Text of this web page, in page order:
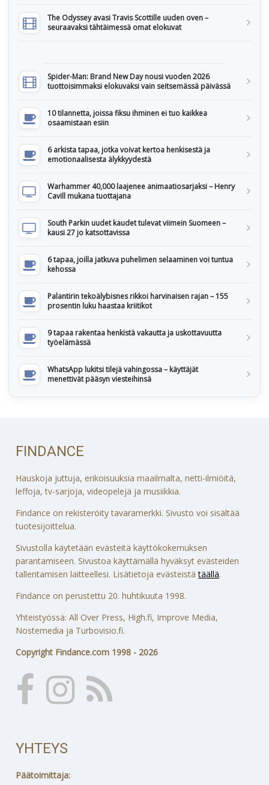
The Odyssey avasi Travis Scottille uuden oven –
seuraavaksi tähtäimessä omat elokuvat
Spider-Man: Brand New Day nousi vuoden 2026
tuottoisimmaksi elokuvaksi vain seitsemässä päivässä
10 tilannetta, joissa fiksu ihminen ei tuo kaikkea
osaamistaan esiin
6 arkista tapaa, jotka voivat kertoa henkisestä ja
emotionaalisesta älykkyydestä
Warhammer 40,000 laajenee animaatiosarjaksi – Henry
Cavill mukana tuottajana
South Parkin uudet kaudet tulevat viimein Suomeen –
kausi 27 jo katsottavissa
6 tapaa, joilla jatkuva puhelimen selaaminen voi tuntua
kehossa
Palantirin tekoälybisnes rikkoi harvinaisen rajan – 155
prosentin luku haastaa kriitikot
9 tapaa rakentaa henkistä vakautta ja uskottavuutta
työelämässä
WhatsApp lukitsi tilejä vahingossa – käyttäjät
menettivät pääsyn viesteihinsä
FINDANCE
Hauskoja juttuja, erikoisuuksia maailmalta, netti-ilmiöitä,
leffoja, tv-sarjoja, videopelejä ja musiikkia.
Findance on rekisteröity tavaramerkki. Sivusto voi sisältää
tuotesijoittelua.
Sivustolla käytetään evästeitä käyttökokemuksen
parantamiseen. Sivustoa käyttämällä hyväksyt evästeiden
tallentamisen laitteellesi. Lisätietoja evästeistätäällä.
Findance on perustettu 20. huhtikuuta 1998.
Yhteistyössä: All Over Press, High.fi, Improve Media,
Nostemedia ja Turbovisio.fi.
Copyright Findance.com 1998 - 2026
YHTEYS
Päätoimittaja: